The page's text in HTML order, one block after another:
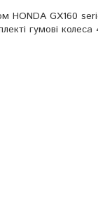
HONDA GX160
гумові